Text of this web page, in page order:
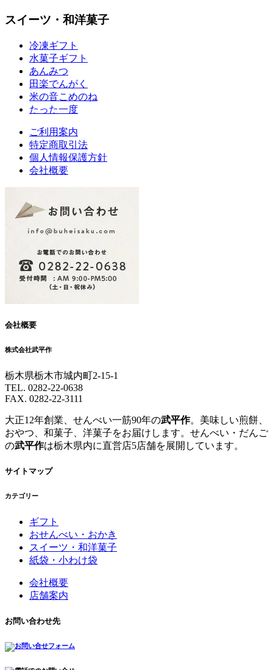
スイーツ・和洋菓子
冷凍ギフト
水菓子ギフト
あんみつ
田楽でんがく
米の音こめのね
たった一度
ご利用案内
特定商取引法
個人情報保護方針
会社概要
会社概要
株式会社武平作
栃木県栃木市城内町2-15-1
TEL. 0282-22-0638
FAX. 0282-22-3111
大正12年創業、せんべい一筋90年の武平作。美味しい煎餅、
おやつ、和菓子、洋菓子をお届けします。せんべい・だんご
の武平作は栃木県内に直営店5店舗を展開しています。
サイトマップ
カテゴリー
ギフト
おせんべい・おかき
スイーツ・和洋菓子
紙袋・小わけ袋
会社概要
店舗案内
お問い合わせ先